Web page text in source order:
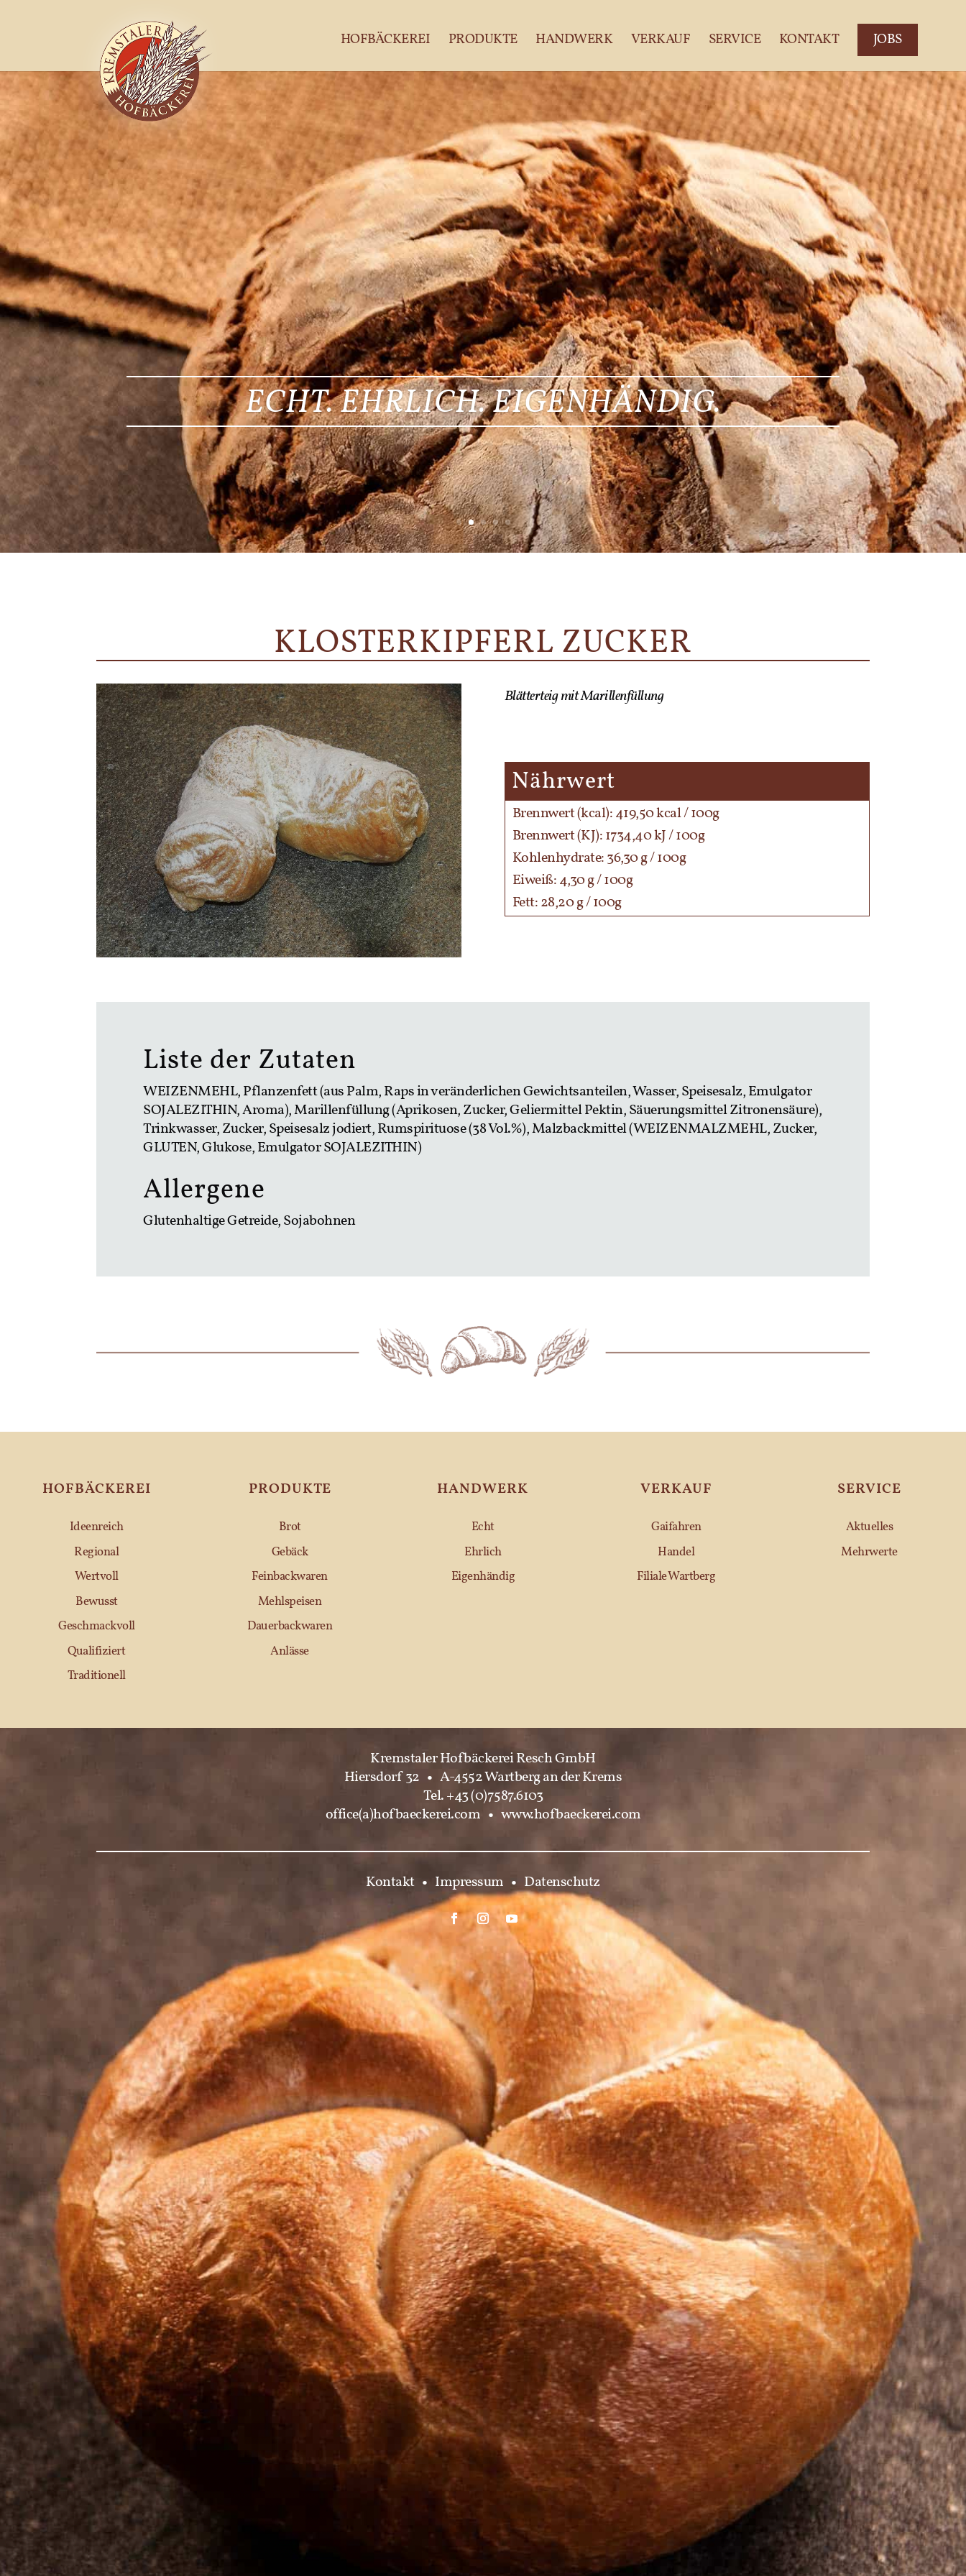
ECHT. EHRLICH. EIGENHÄNDIG.
HOFBÄCKEREI PRODUKTE HANDWERK VERKAUF SERVICE KONTAKT JOBS
KLOSTERKIPFERL ZUCKER
Blätterteig mit Marillenfüllung
Nährwert
Brennwert (kcal): 419,50 kcal / 100g
Brennwert (KJ): 1734,40 kJ / 100g
Kohlenhydrate: 36,30 g / 100g
Eiweiß: 4,30 g / 100g
Fett: 28,20 g / 100g
Liste der Zutaten
WEIZENMEHL, Pflanzenfett (aus Palm, Raps in veränderlichen Gewichtsanteilen, Wasser, Speisesalz, Emulgator
SOJALEZITHIN, Aroma), Marillenfüllung (Aprikosen, Zucker, Geliermittel Pektin, Säuerungsmittel Zitronensäure),
Trinkwasser, Zucker, Speisesalz jodiert, Rumspirituose (38 Vol.%), Malzbackmittel (WEIZENMALZMEHL, Zucker,
GLUTEN, Glukose, Emulgator SOJALEZITHIN)
Allergene
Glutenhaltige Getreide, Sojabohnen
HOFBÄCKEREI
Ideenreich
Regional
Wertvoll
Bewusst
Geschmackvoll
Qualifiziert
Traditionell
PRODUKTE
Brot
Gebäck
Feinbackwaren
Mehlspeisen
Dauerbackwaren
Anlässe
HANDWERK
Echt
Ehrlich
Eigenhändig
VERKAUF
Gaifahren
Handel
Filiale Wartberg
SERVICE
Aktuelles
Mehrwerte
Kremstaler Hofbäckerei Resch GmbH
Hiersdorf 32 • A-4552 Wartberg an der Krems
Tel. +43 (0)7587.6103
office(a)hofbaeckerei.com • www.hofbaeckerei.com
Kontakt • Impressum • Datenschutz